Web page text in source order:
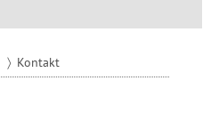
Kontakt